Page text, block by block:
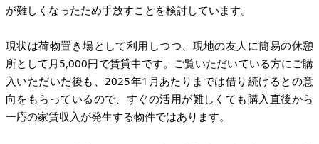
が難しくなったため手放すことを検討しています。
現状は荷物置き場として利用しつつ、現地の友人に簡易の休憩
所として月5,000円で賃貸中です。ご覧いただいている方にご購
入いただいた後も、2025年1月あたりまでは借り続けるとの意
向をもらっているので、すぐの活用が難しくても購入直後から
一応の家賃収入が発生する物件ではあります。